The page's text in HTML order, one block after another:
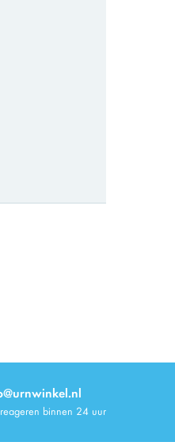
binnen 24 uur